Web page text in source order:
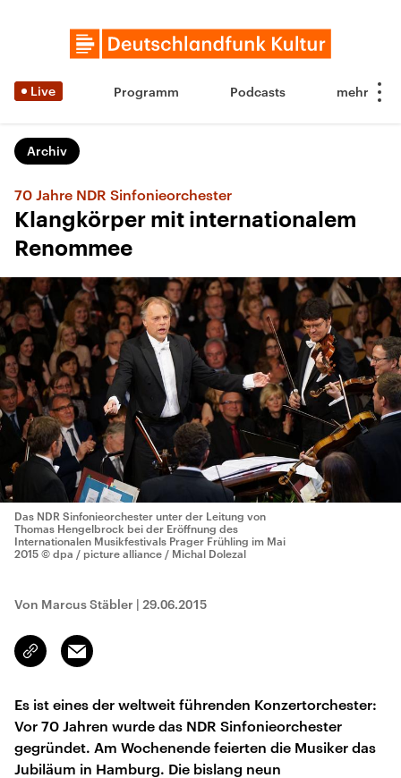
Live Programm Podcasts
Archiv
70 Jahre NDR Sinfonieorchester
Klangkörper mit internationalem
Renommee
Das NDR Sinfonieorchester unter der Leitung von
Thomas Hengelbrock bei der Eröffnung des
Internationalen Musikfestivals Prager Frühling im Mai
2015 © dpa / picture alliance / Michal Dolezal
Von Marcus Stäbler | 29.06.2015
Link
kopieren/teilen
Email
Es ist eines der weltweit führenden Konzertorchester:
Vor 70 Jahren wurde das NDR Sinfonieorchester
gegründet. Am Wochenende feierten die Musiker das
Jubiläum in Hamburg. Die bislang neun